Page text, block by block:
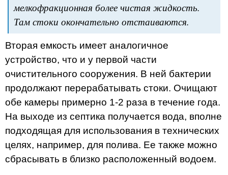
мелкофракционная более чистая жидкость.
Там стоки окончательно отстаиваются.
Вторая емкость имеет аналогичное
устройство, что и у первой части
очистительного сооружения. В ней бактерии
продолжают перерабатывать стоки. Очищают
обе камеры примерно 1-2 раза в течение года.
На выходе из септика получается вода, вполне
подходящая для использования в технических
целях, например, для полива. Ее также можно
сбрасывать в близко расположенный водоем.